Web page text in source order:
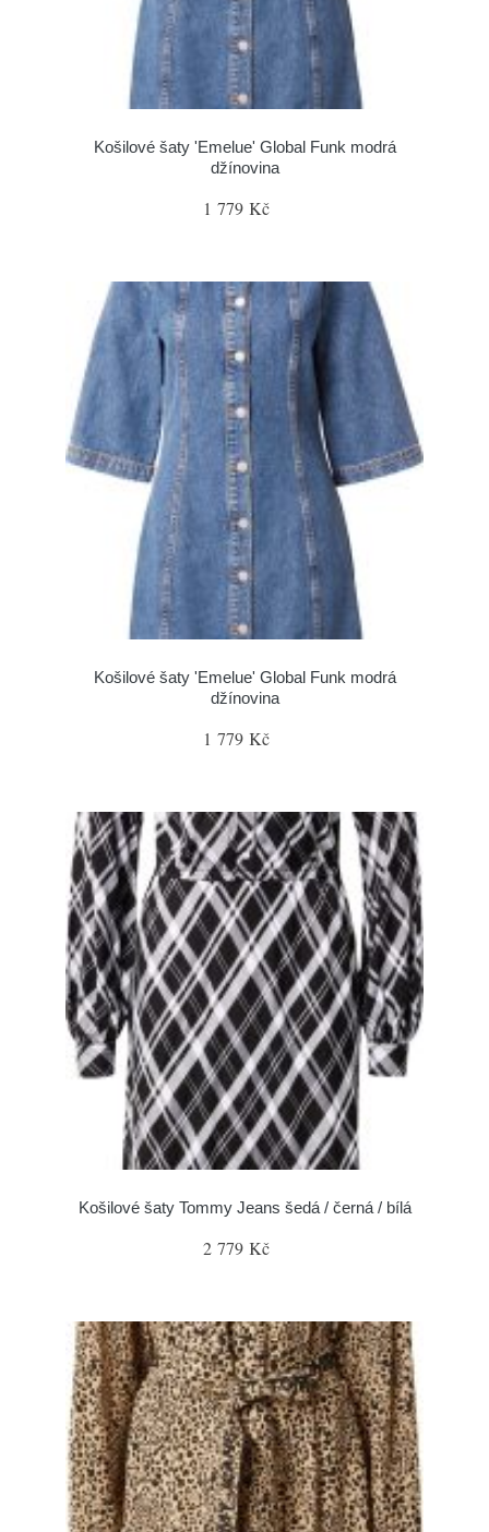
Košilové šaty 'Emelue' Global Funk modrá
džínovina
1 779 Kč
Košilové šaty 'Emelue' Global Funk modrá
džínovina
1 779 Kč
Košilové šaty Tommy Jeans šedá / černá / bílá
2 779 Kč